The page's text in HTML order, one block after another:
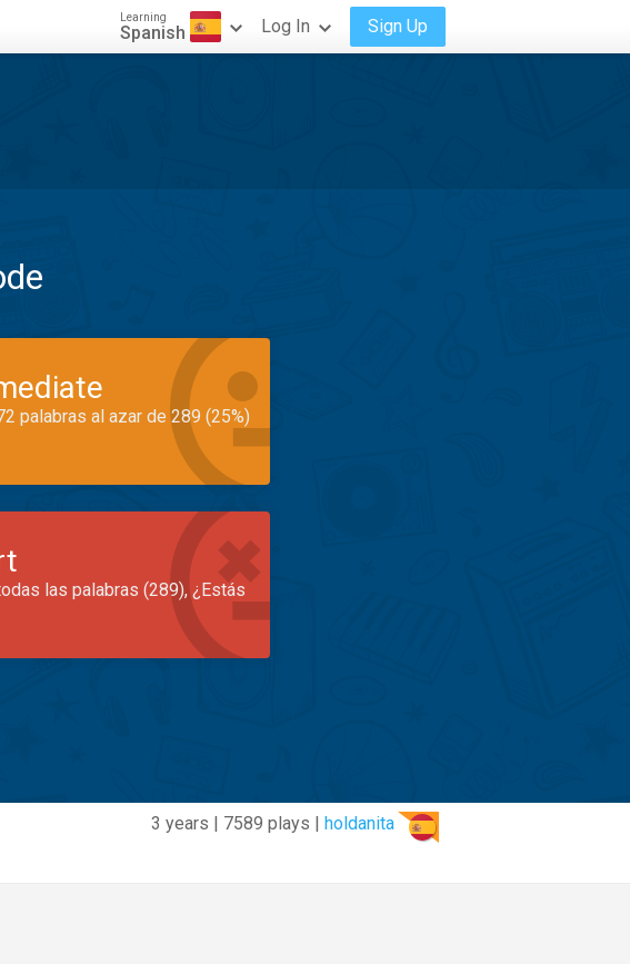
Learning
Spanish Log In Sign Up
palabras al azar de 289 (25%)
las palabras (289), ¿Estás
3 years | 7589 plays | holdanita